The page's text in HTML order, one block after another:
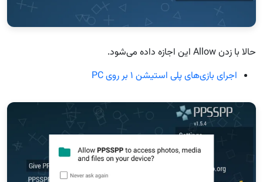
حالا با زدن Allow این اجازه داده می‌شود.
اجرای بازی‌های پلی استیشن ۱ بر روی PC